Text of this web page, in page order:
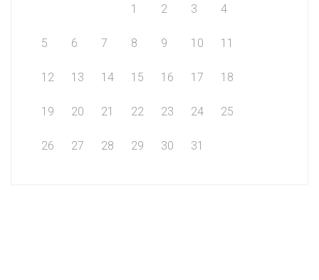
1
2 3 4
5 6 7 8 9 10 11
12 13 14 15 16 17 18
19 20 21 22 23 24 25
26 27 28 29 30 31